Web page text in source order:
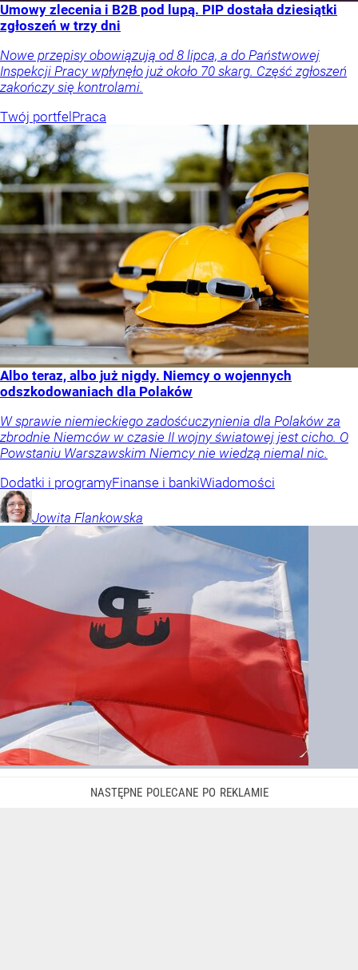
Umowy zlecenia i B2B pod lupą. PIP dostała dziesiątki
zgłoszeń w trzy dni
Nowe przepisy obowiązują od 8 lipca, a do Państwowej
Inspekcji Pracy wpłynęło już około 70 skarg. Część zgłoszeń
zakończy się kontrolami.
Twój portfelPraca
Albo teraz, albo już nigdy. Niemcy o wojennych
odszkodowaniach dla Polaków
W sprawie niemieckiego zadośćuczynienia dla Polaków za
zbrodnie Niemców w czasie II wojny światowej jest cicho. O
Powstaniu Warszawskim Niemcy nie wiedzą niemal nic.
Dodatki i programyFinanse i bankiWiadomości
Jowita Flankowska